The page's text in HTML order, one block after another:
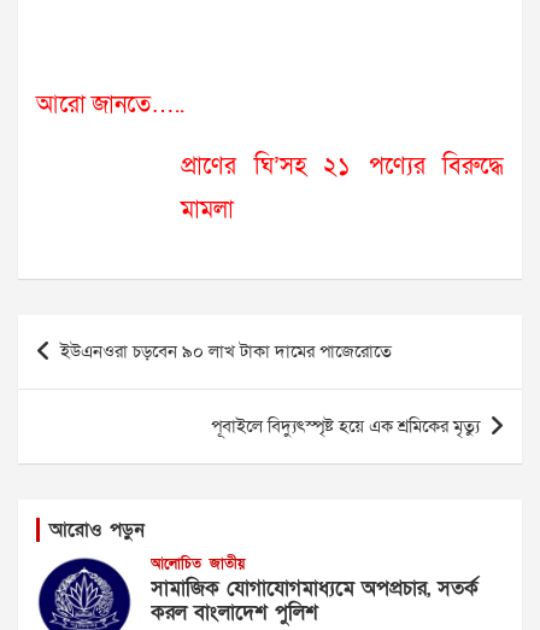
আরো জানতে…..
প্রাণের ঘি’সহ ২১ পণ্যের বিরুদ্ধে
মামলা
Post
navigation
ইউএনওরা চড়বেন ৯০ লাখ টাকা দামের পাজেরোতে
পূবাইলে বিদ্যুৎস্পৃষ্ট হয়ে এক শ্রমিকের মৃত্যু
আরোও পড়ুন
আলোচিত জাতীয়
সামাজিক যোগাযোগমাধ্যমে অপপ্রচার, সতর্ক
করল বাংলাদেশ পুলিশ